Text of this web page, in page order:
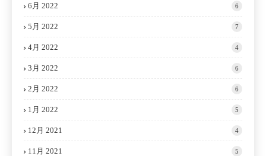
6月 2022 6
5月 2022 7
4月 2022 4
3月 2022 6
2月 2022 6
1月 2022 5
12月 2021 4
11月 2021 5